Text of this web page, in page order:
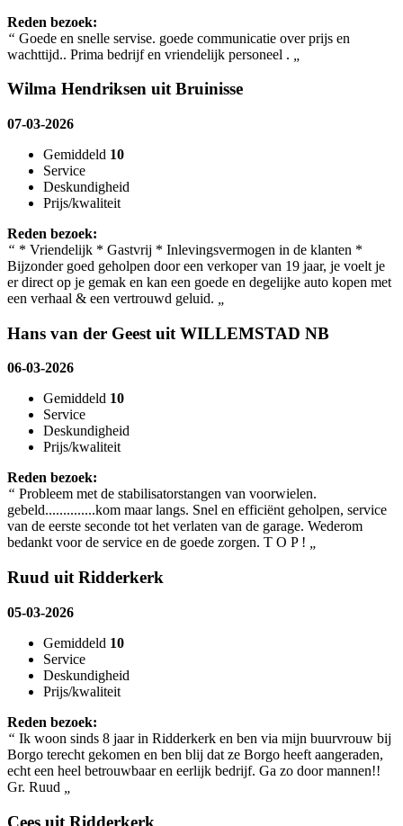
Reden bezoek:
“ Goede en snelle servise. goede communicatie over prijs en
wachttijd.. Prima bedrijf en vriendelijk personeel .
Wilma Hendriksen uit Bruinisse
07-03-2026
Gemiddeld 10
Service
Deskundigheid
Prijs/kwaliteit
Reden bezoek:
“ * Vriendelijk * Gastvrij * Inlevingsvermogen in de klanten *
Bijzonder goed geholpen door een verkoper van 19 jaar, je voelt je
er direct op je gemak en kan een goede en degelijke auto kopen met
een verhaal & een vertrouwd geluid.
Hans van der Geest uit WILLEMSTAD NB
06-03-2026
Gemiddeld 10
Service
Deskundigheid
Prijs/kwaliteit
Reden bezoek:
“ Probleem met de stabilisatorstangen van voorwielen.
gebeld..............kom maar langs. Snel en efficiënt geholpen, service
van de eerste seconde tot het verlaten van de garage. Wederom
bedankt voor de service en de goede zorgen. T O P ! „
Ruud uit Ridderkerk
05-03-2026
Gemiddeld 10
Service
Deskundigheid
Prijs/kwaliteit
Reden bezoek:
“ Ik woon sinds 8 jaar in Ridderkerk en ben via mijn buurvrouw bij
Borgo terecht gekomen en ben blij dat ze Borgo heeft aangeraden,
echt een heel betrouwbaar en eerlijk bedrijf. Ga zo door mannen!!
Gr. Ruud
Cees uit Ridderkerk